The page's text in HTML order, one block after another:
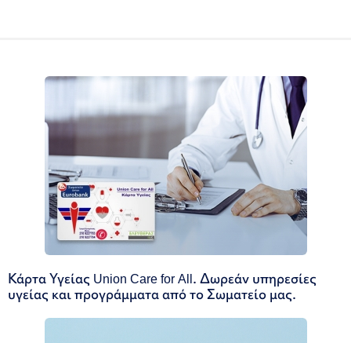
Κάρτα Υγείας Union Care for All. Δωρεάν υπηρεσίες
υγείας και προγράμματα από το Σωματείο μας.